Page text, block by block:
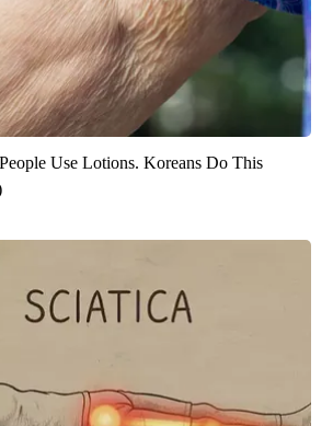
Use Lotions. Koreans Do This